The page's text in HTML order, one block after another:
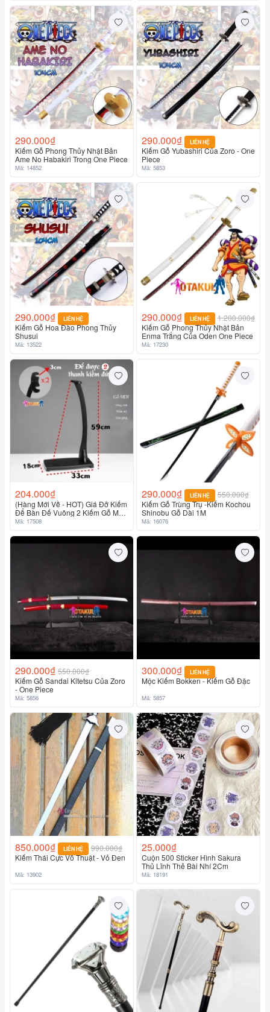
290.000₫
Kiếm Gỗ Phong Thủy Nhật Bản
Ame No Habakiri Trong One Piece
Mã: 14852
290.000₫ LIÊN HỆ
Kiếm Gỗ Yubashiri Của Zoro - One
Piece
Mã: 5853
290.000₫ LIÊN HỆ
Kiếm Gỗ Hoa Đào Phong Thủy
Shusui
Mã: 13522
290.000₫ LIÊN HỆ
1.200.000₫
Kiếm Gỗ Phong Thủy Nhật Bản
Enma Trắng Của Oden One Piece
Mã: 17230
204.000₫
(Hàng Mới Về - HOT) Giá Đỡ Kiếm
Để Bàn Đế Vuông 2 Kiếm Gỗ MDF
Cao 59Cm
Mã: 17508
290.000₫ LIÊN HỆ
550.000₫
Kiếm Gỗ Trùng Trụ -Kiếm Kochou
Shinobu Gỗ Dài 1M
Mã: 16076
290.000₫ 550.000₫
Kiếm Gỗ Sandai Kitetsu Của Zoro
- One Piece
Mã: 5856
300.000₫ LIÊN HỆ
Mộc Kiếm Bokken - Kiếm Gỗ Đặc
Mã: 5857
850.000₫ LIÊN HỆ
990.000₫
Kiếm Thái Cực Võ Thuật - Vỏ Đen
Mã: 13902
25.000₫
Cuộn 500 Sticker Hình Sakura
Thủ Lĩnh Thẻ Bài Nhí 2Cm
Mã: 18191